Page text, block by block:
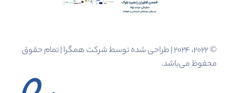
© 2022، 2024 | طراحی شده توسط شرکت همگرا | تمام حقوق
محفوظ می‌باشد.